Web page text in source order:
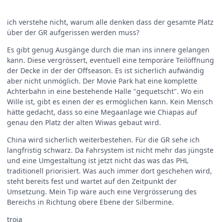
ich verstehe nicht, warum alle denken dass der gesamte Platz
über der GR aufgerissen werden muss?
Es gibt genug Ausgänge durch die man ins innere gelangen
kann. Diese vergrössert, eventuell eine temporäre Teilöffnung
der Decke in der der Offseason. Es ist sicherlich aufwändig
aber nicht unmöglich. Der Movie Park hat eine komplette
Achterbahn in eine bestehende Halle "gequetscht". Wo ein
Wille ist, gibt es einen der es ermöglichen kann. Kein Mensch
hätte gedacht, dass so eine Megaanlage wie Chiapas auf
genau den Platz der alten Wiwas gebaut wird.
China wird sicherlich weiterbestehen. Für die GR sehe ich
langfristig schwarz. Da Fahrsystem ist nicht mehr das jüngste
und eine Umgestaltung ist jetzt nicht das was das PHL
traditionell priorisiert. Was auch immer dort geschehen wird,
steht bereits fest und wartet auf den Zeitpunkt der
Umsetzung. Mein Tip wäre auch eine Vergrösserung des
Bereichs in Richtung obere Ebene der Silbermine.
troja